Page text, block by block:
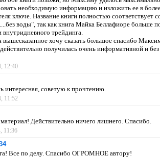
необходимую информацию и изложить ее в
ключе. Название книги полностью соответствует
воды", так как книга Майка Беллафиоре больше
трейдинга.
хочу сказать большое спасибо
получилась очень информативной и
12:40
интересная, советую к прочтению.
11:52
Действительно ничего лишнего. Спасибо.
11:36
Все по делу. Спасибо ОГРОМНОЕ автору!